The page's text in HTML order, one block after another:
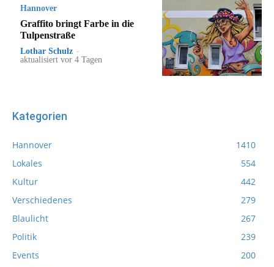
Hannover
Graffito bringt Farbe in die
Tulpenstraße
Lothar Schulz -
aktualisiert vor 4 Tagen
Kategorien
Hannover
1410
Lokales
554
Kultur
442
Verschiedenes
279
Blaulicht
267
Politik
239
Events
200